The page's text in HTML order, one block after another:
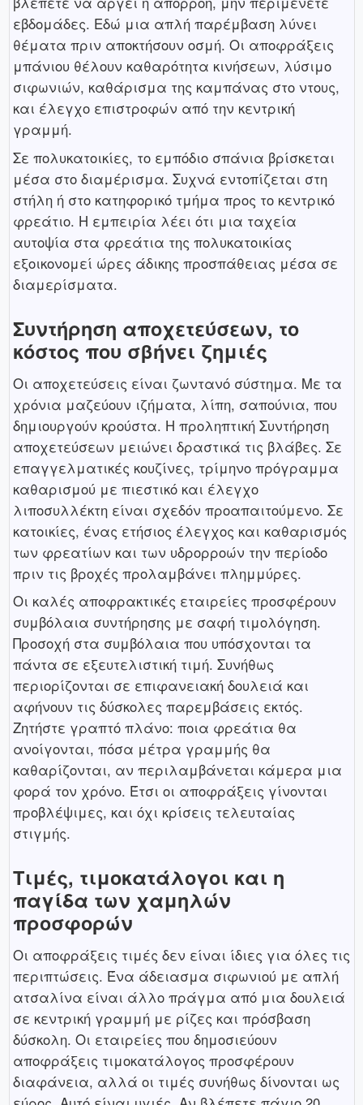
εβδομάδες. Εδώ μια απλή παρέμβαση λύνει
θέματα πριν αποκτήσουν οσμή. Οι αποφράξεις
μπάνιου θέλουν καθαρότητα κινήσεων, λύσιμο
σιφωνιών, καθάρισμα της καμπάνας στο ντους,
και έλεγχο επιστροφών από την κεντρική
γραμμή.
Σε πολυκατοικίες, το εμπόδιο σπάνια βρίσκεται
μέσα στο διαμέρισμα. Συχνά εντοπίζεται στη
στήλη ή στο κατηφορικό τμήμα προς το κεντρικό
φρεάτιο. Η εμπειρία λέει ότι μια ταχεία
αυτοψία στα φρεάτια της πολυκατοικίας
εξοικονομεί ώρες άδικης προσπάθειας μέσα σε
διαμερίσματα.
Συντήρηση αποχετεύσεων, το
κόστος που σβήνει ζημιές
Οι αποχετεύσεις είναι ζωντανό σύστημα. Με τα
χρόνια μαζεύουν ιζήματα, λίπη, σαπούνια, που
δημιουργούν κρούστα. Η προληπτική Συντήρηση
αποχετεύσεων μειώνει δραστικά τις βλάβες. Σε
επαγγελματικές κουζίνες, τρίμηνο πρόγραμμα
καθαρισμού με πιεστικό και έλεγχο
λιποσυλλέκτη είναι σχεδόν προαπαιτούμενο. Σε
κατοικίες, ένας ετήσιος έλεγχος και καθαρισμός
των φρεατίων και των υδρορροών την περίοδο
πριν τις βροχές προλαμβάνει πλημμύρες.
Οι καλές αποφρακτικές εταιρείες προσφέρουν
συμβόλαια συντήρησης με σαφή τιμολόγηση.
Προσοχή στα συμβόλαια που υπόσχονται τα
πάντα σε εξευτελιστική τιμή. Συνήθως
περιορίζονται σε επιφανειακή δουλειά και
αφήνουν τις δύσκολες παρεμβάσεις εκτός.
Ζητήστε γραπτό πλάνο: ποια φρεάτια θα
ανοίγονται, πόσα μέτρα γραμμής θα
καθαρίζονται, αν περιλαμβάνεται κάμερα μια
φορά τον χρόνο. Έτσι οι αποφράξεις γίνονται
προβλέψιμες, και όχι κρίσεις τελευταίας
στιγμής.
Τιμές, τιμοκατάλογοι και η
παγίδα των χαμηλών
προσφορών
Οι αποφράξεις τιμές δεν είναι ίδιες για όλες τις
περιπτώσεις. Ένα άδειασμα σιφωνιού με απλή
ατσαλίνα είναι άλλο πράγμα από μια δουλειά
σε κεντρική γραμμή με ρίζες και πρόσβαση
δύσκολη. Οι εταιρείες που δημοσιεύουν
αποφράξεις τιμοκατάλογος προσφέρουν
διαφάνεια, αλλά οι τιμές συνήθως δίνονται ως